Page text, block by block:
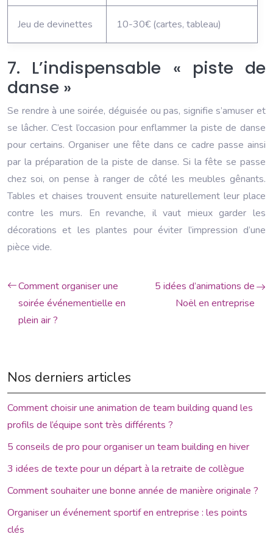
Jeu de devinettes 10-30€ (cartes, tableau)
7. L’indispensable « piste de
danse »
Se rendre à une soirée, déguisée ou pas, signifie s’amuser et
se lâcher. C’est l’occasion pour enflammer la piste de danse
pour certains. Organiser une fête dans ce cadre passe ainsi
par la préparation de la piste de danse. Si la fête se passe
chez soi, on pense à ranger de côté les meubles gênants.
Tables et chaises trouvent ensuite naturellement leur place
contre les murs. En revanche, il vaut mieux garder les
décorations et les plantes pour éviter l’impression d’une
pièce vide.
Comment organiser une
soirée événementielle en
plein air ?
5 idées d’animations de
Noël en entreprise
Nos derniers articles
Comment choisir une animation de team building quand les
profils de l’équipe sont très différents ?
5 conseils de pro pour organiser un team building en hiver
3 idées de texte pour un départ à la retraite de collègue
Comment souhaiter une bonne année de manière originale ?
Organiser un événement sportif en entreprise : les points
clés